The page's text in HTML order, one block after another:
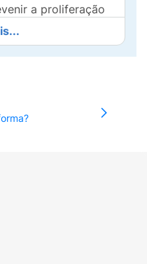
a proliferação
natural com
pequena
Após lavar as
Manter
ou
uso e consulte um